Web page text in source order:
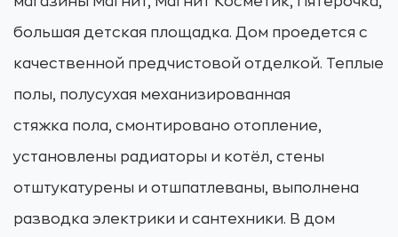
большая детская площадка. Дом проедется с
качественной предчистовой отделкой. Теплые
полы, полусухая механизированная
стяжка пола, смонтировано отопление,
установлены радиаторы и котёл, стены
отштукатурены и отшпатлеваны, выполнена
разводка электрики и сантехники. В дом